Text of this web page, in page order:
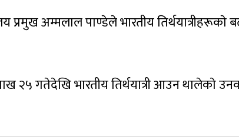
प्रमुख अम्मलाल पाण्डेले भारतीय तिर्थयात्रीहरूकाे
२५ गतेदेखि भारतीय तिर्थयात्री आउन थालेकाे